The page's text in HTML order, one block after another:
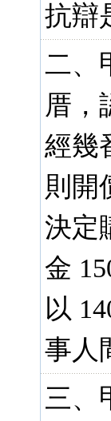
抗辯
二、
厝，
經幾
則開
決定
金
以
事人
三、